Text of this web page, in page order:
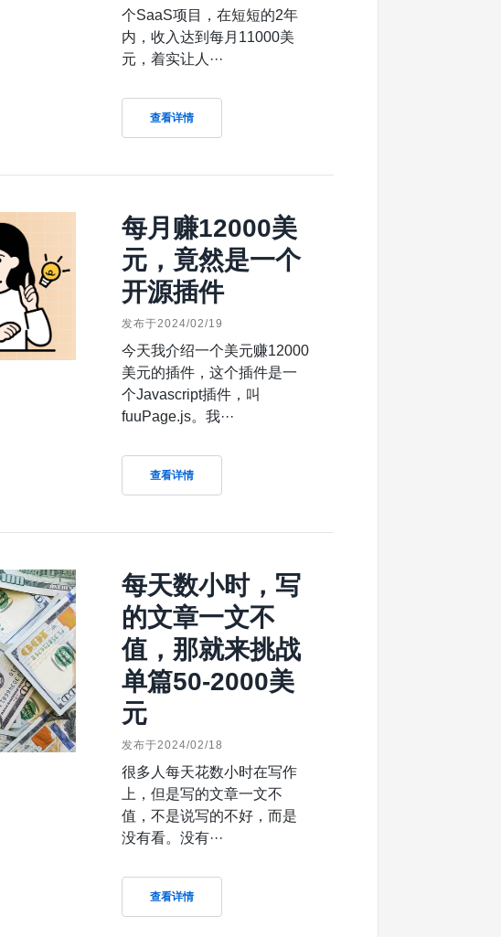
个SaaS项目，在短短的2年
内，收入达到每月11000美
元，着实让人···
查看详情
每月赚12000美
元，竟然是一个
开源插件
发布于2024/02/19
今天我介绍一个美元赚12000
美元的插件，这个插件是一
个Javascript插件，叫
fuuPage.js。我···
查看详情
每天数小时，写
的文章一文不
值，那就来挑战
单篇50-2000美
元
发布于2024/02/18
很多人每天花数小时在写作
上，但是写的文章一文不
值，不是说写的不好，而是
没有看。没有···
查看详情